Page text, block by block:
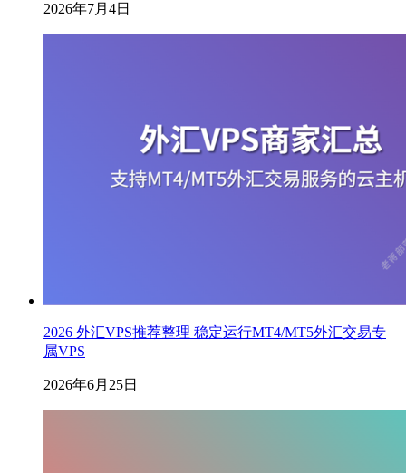
2026年7月4日
2026 外汇VPS推荐整理 稳定运行MT4/MT5外汇交易专
属VPS
2026年6月25日